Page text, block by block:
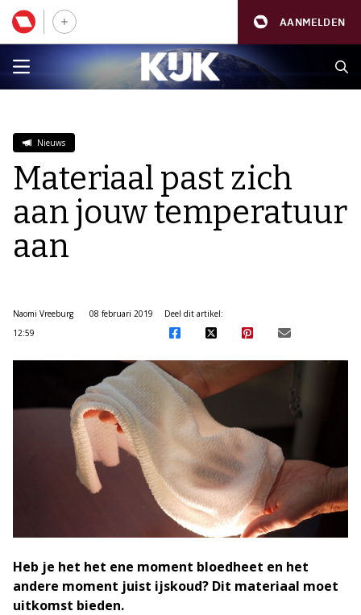
AANMELDEN
Nieuws
Materiaal past zich
aan jouw temperatuur
aan
Naomi Vreeburg
08 februari 2019
12:59
Deel dit artikel:
Heb je het het ene moment bloedheet en het
andere moment juist ijskoud? Dit materiaal moet
uitkomst bieden.